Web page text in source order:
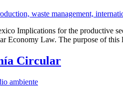
Implications for the productive
Economy Law. The purpose of
Circular